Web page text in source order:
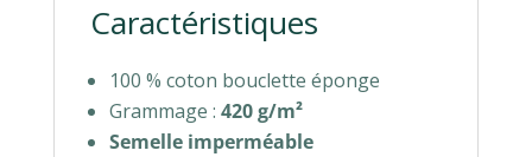
Caractéristiques
100 % coton bouclette éponge
Grammage : 420 g/m²
Semelle imperméable